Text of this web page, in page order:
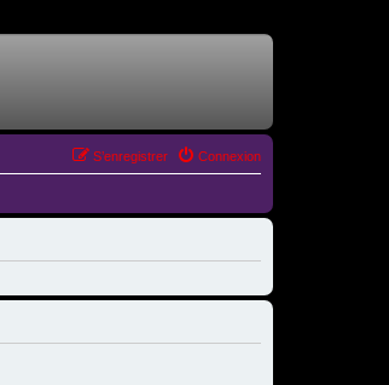
Connexion
S’enregistrer